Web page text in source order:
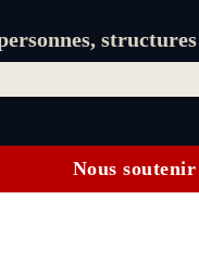
structures
Nous soutenir